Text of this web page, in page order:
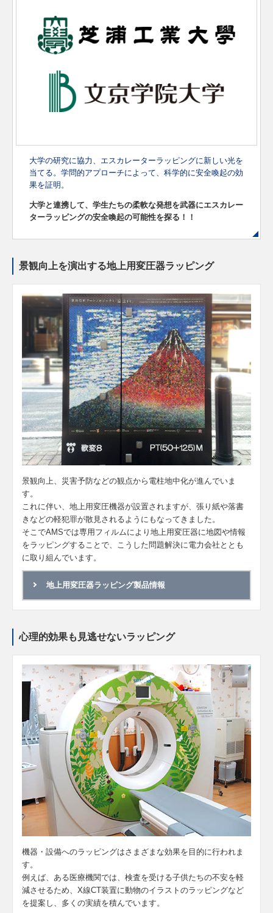
大学の研究に協力、エスカレーターラッピングに新しい光を
当てる。 学問的アプローチによって、科学的に安全喚起の効
果を証明。
大学と連携して、学生たちの柔軟な発想を武器にエスカレー
ターラッピングの安全喚起の可能性を探る！！
景観向上を演出する地上用変圧器ラッピング
景観向上、災害予防などの観点から電柱地中化が進んでいま
す。
これに伴い、地上用変圧機器が設置されますが、張り紙や落書
きなどの軽犯罪が散見されるようにもなってきました。
そこでAMSでは専用フィルムにより地上用変圧器に地図や情報
をラッピングすることで、こうした問題解決に電力会社ととも
に取り組んでいます。
地上用変圧器ラッピング製品情報
心理的効果も見逃せないラッピング
機器・設備へのラッピングはさまざまな効果を目的に行われま
す。
例えば、ある医療機関では、検査を受ける子供たちの不安を軽
減させるため、X線CT装置に動物のイラストのラッピングなど
を提案し、多くの実績を積んでいます。